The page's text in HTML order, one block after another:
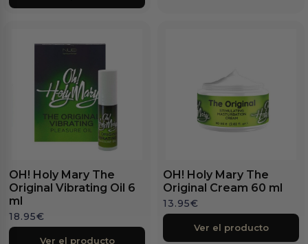
OH! Holy Mary The
Original Vibrating Oil 6
ml
18.95€
Ver el producto
OH! Holy Mary The
Original Cream 60 ml
13.95€
Ver el producto